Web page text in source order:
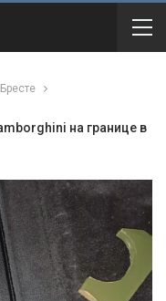
на границе в